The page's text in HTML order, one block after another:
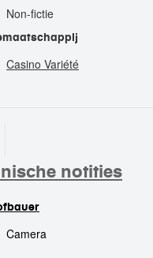
Non-fictie
Casino Variété
notities
Camera